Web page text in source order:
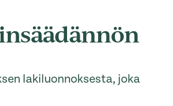
lakiluonnoksesta, joka